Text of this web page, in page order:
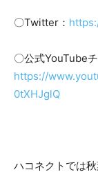
〇Twitter：
〇公式YouTube
https://
0tXHJglQ
ハコネクトでは